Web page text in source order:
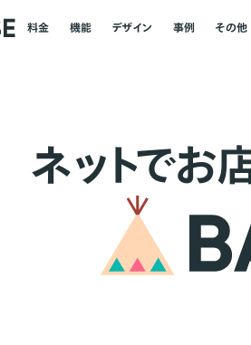
料金 機能 デザイン 事例 その他
ネッ トでお